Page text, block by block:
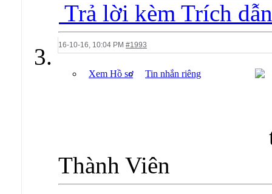
Trả lời kèm Trích dẫn
16-10-16, 10:04 PM #1993
Xem Hồ sơ Tin nhắn riêng
Thành Viên